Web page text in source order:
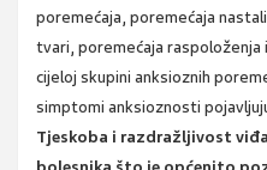
poremećaja, poremećaja
tvari, poremećaja raspoloženja
cijeloj skupini anksioznih
simptomi anksioznosti
Tjeskoba i razdražljivost